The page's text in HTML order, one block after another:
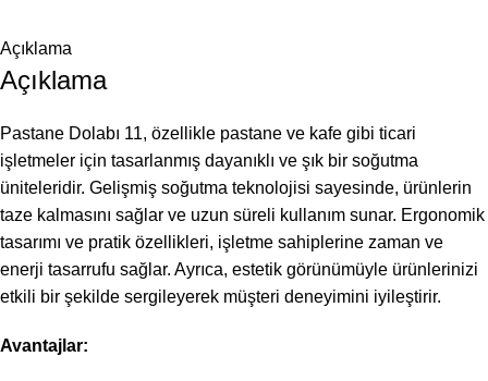
Açıklama
Açıklama
Pastane Dolabı 11, özellikle pastane ve kafe gibi ticari
işletmeler için tasarlanmış dayanıklı ve şık bir soğutma
üniteleridir. Gelişmiş soğutma teknolojisi sayesinde, ürünlerin
taze kalmasını sağlar ve uzun süreli kullanım sunar. Ergonomik
tasarımı ve pratik özellikleri, işletme sahiplerine zaman ve
enerji tasarrufu sağlar. Ayrıca, estetik görünümüyle ürünlerinizi
etkili bir şekilde sergileyerek müşteri deneyimini iyileştirir.
Avantajlar: